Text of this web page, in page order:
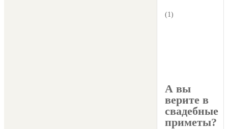
А вы
верите в
свадебные
приметы?
(1)